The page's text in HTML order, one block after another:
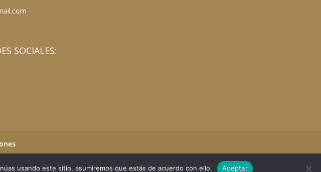
SOCIALES:
usando este sitio, asumiremos que estás de acuerdo con ello. Aceptar